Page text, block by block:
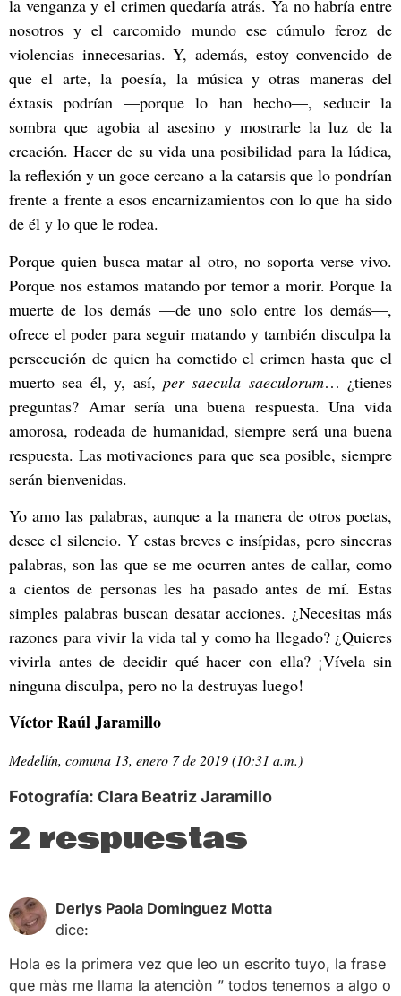
la venganza y el crimen quedaría atrás. Ya no habría entre
nosotros y el carcomido mundo ese cúmulo feroz de
violencias innecesarias. Y, además, estoy convencido de
que el arte, la poesía, la música y otras maneras del
éxtasis podrían—porque lo han hecho—, seducir la
sombra que agobia al asesino y mostrarle la luz de la
creación. Hacer de su vida una posibilidad para la lúdica,
la reflexión y un goce cercano a la catarsis que lo pondrían
frente a frente a esos encarnizamientos con lo que ha sido
de él y lo que le rodea.
Porque quien busca matar al otro, no soporta verse vivo.
Porque nos estamos matando por temor a morir. Porque la
muerte de los demás —de uno solo entre los demás—,
ofrece el poder para seguir matando y también disculpa la
persecución de quien ha cometido el crimen hasta que el
muerto sea él, y, así, per saecula saeculorum… ¿tienes
preguntas? Amar sería una buena respuesta. Una vida
amorosa, rodeada de humanidad, siempre será una buena
respuesta. Las motivaciones para que sea posible, siempre
serán bienvenidas.
Yo amo las palabras, aunque a la manera de otros poetas,
desee el silencio. Y estas breves e insípidas, pero sinceras
palabras, son las que se me ocurren antes de callar, como
a cientos de personas les ha pasado antes de mí. Estas
simples palabras buscan desatar acciones. ¿Necesitas más
razones para vivir la vida tal y como ha llegado? ¿Quieres
vivirla antes de decidir qué hacer con ella? ¡Vívela sin
ninguna disculpa, pero no la destruyas luego!
Víctor Raúl Jaramillo
Medellín, comuna 13, enero 7 de 2019 (10:31 a.m.)
Fotografía: Clara Beatriz Jaramillo
2 respuestas
Derlys Paola Dominguez Motta
dice:
Hola es la primera vez que leo un escrito tuyo, la frase
que màs me llama la atenciòn ” todos tenemos a algo o